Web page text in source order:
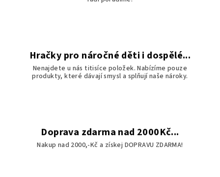
Hračky pro náročné děti i dospělé...
Nenajdete u nás titisíce položek. Nabízíme pouze
produkty, které dávají smysl a splňují naše nároky.
Doprava zdarma nad 2000Kč...
Nakup nad 2000,-Kč a získej DOPRAVU ZDARMA!